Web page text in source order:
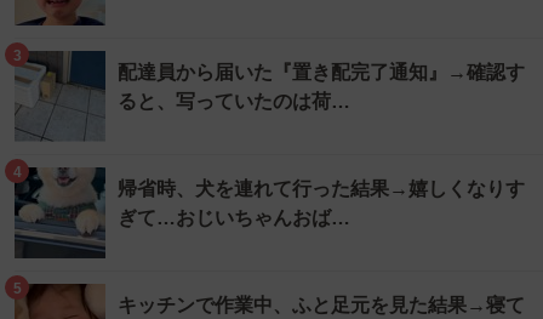
3
配達員から届いた『置き配完了通知』→確認す
ると、写っていたのは荷…
4
帰省時、犬を連れて行った結果→嬉しくなりす
ぎて…おじいちゃんおば…
5
キッチンで作業中、ふと足元を見た結果→寝て